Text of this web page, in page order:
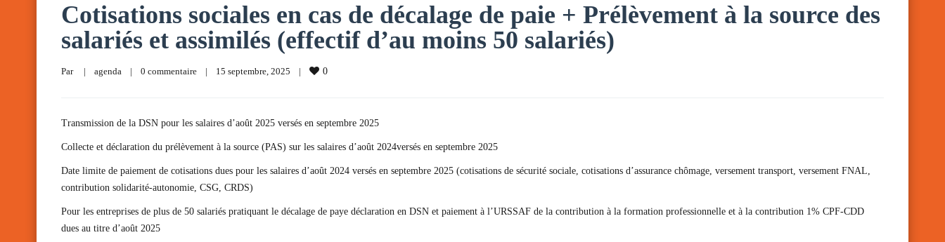
Cotisations sociales en cas de décalage de paie + Prélèvement à la source des
salariés et assimilés (effectif d’au moins 50 salariés)
Par | agenda | 0 commentaire | 15 septembre, 2025 | 0
Transmission de la DSN pour les salaires d’août 2025 versés en septembre 2025
Collecte et déclaration du prélèvement à la source (PAS) sur les salaires d’août 2024versés en septembre 2025
Date limite de paiement de cotisations dues pour les salaires d’août 2024 versés en septembre 2025 (cotisations de sécurité sociale, cotisations d’assurance chômage, versement transport, versement FNAL,
contribution solidarité-autonomie, CSG, CRDS)
Pour les entreprises de plus de 50 salariés pratiquant le décalage de paye déclaration en DSN et paiement à l’URSSAF de la contribution à la formation professionnelle et à la contribution 1% CPF-CDD
dues au titre d’août 2025